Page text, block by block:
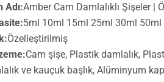
Adı:Amber Cam Damlalıklı Şişeler |
5ml 10ml 15ml 25ml 30ml
Özelleştirilmiş
Cam şişe, Plastik damlalık,
ve kauçuk başlık, Alüminyum